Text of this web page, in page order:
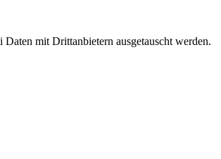
mit Drittanbietern ausgetauscht werden.